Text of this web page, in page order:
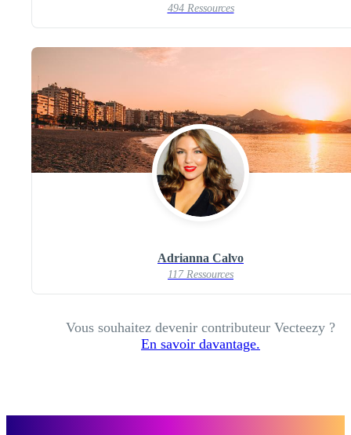
494 Ressources
Adrianna Calvo
117 Ressources
Vous souhaitez devenir contributeur Vecteezy ?
En savoir davantage.